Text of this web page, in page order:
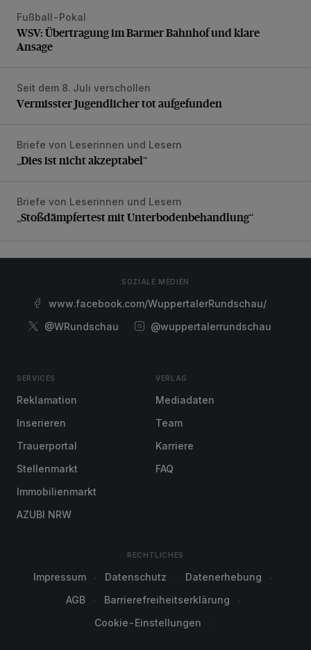
WSV: Übertragung im Barmer Bahnhof und klare Ansage
Fußball-Pokal
WSV: Übertragung im Barmer Bahnhof und klare
Ansage
Vermisster Jugendlicher tot aufgefunden
Seit dem 8. Juli verschollen
Vermisster Jugendlicher tot aufgefunden
„Dies ist nicht akzeptabel“
Briefe von Leserinnen und Lesern
„Dies ist nicht akzeptabel“
„Stoßdämpfertest mit Unterbodenbehandlung“
Briefe von Leserinnen und Lesern
„Stoßdämpfertest mit Unterbodenbehandlung“
SOZIALE MEDIEN
www.facebook.com/WuppertalerRundschau/
@WRundschau
@wuppertalerrundschau
SERVICES
Reklamation
Inserieren
Trauerportal
Stellenmarkt
Immobilienmarkt
AZUBI NRW
VERLAG
Mediadaten
Team
Karriere
FAQ
RECHTLICHES
Impressum Datenschutz
Datenerhebung
AGB
Barrierefreiheitserklärung
Cookie-Einstellungen